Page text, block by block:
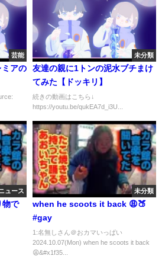
芸能
ミアの
未分類
友達の親に1トンの泥水ブチまけ
てみた【ドッキリ】
続きの動画はこちら↓
https://youtu.be/qukEA7d_i3U...
ュース
物で
未分類
when he scoots it back 😩🍑
#gay
1:名無しさん＠おカマいっぱい
2024.10.07(Mon) when he scoots it back
😩&#x1f35...